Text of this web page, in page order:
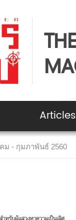
Articles
ม - กุมภาพันธ์ 2560